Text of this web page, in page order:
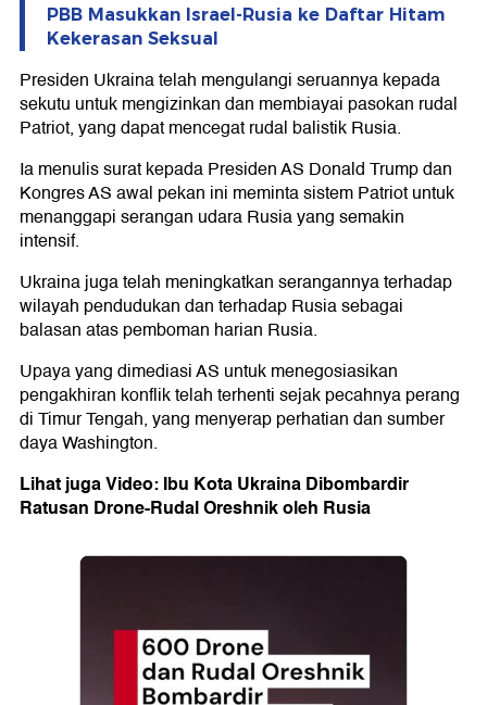
PBB Masukkan Israel-Rusia ke Daftar Hitam
Kekerasan Seksual
Presiden Ukraina telah mengulangi seruannya kepada
sekutu untuk mengizinkan dan membiayai pasokan rudal
Patriot, yang dapat mencegat rudal balistik Rusia.
Ia menulis surat kepada Presiden AS Donald Trump dan
Kongres AS awal pekan ini meminta sistem Patriot untuk
menanggapi serangan udara Rusia yang semakin
intensif.
Ukraina juga telah meningkatkan serangannya terhadap
wilayah pendudukan dan terhadap Rusia sebagai
balasan atas pemboman harian Rusia.
Upaya yang dimediasi AS untuk menegosiasikan
pengakhiran konflik telah terhenti sejak pecahnya perang
di Timur Tengah, yang menyerap perhatian dan sumber
daya Washington.
Lihat juga Video: Ibu Kota Ukraina Dibombardir
Ratusan Drone-Rudal Oreshnik oleh Rusia